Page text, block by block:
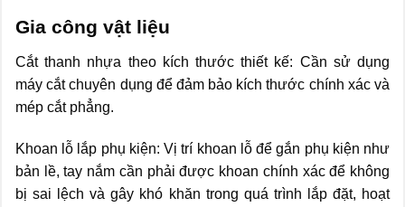
Gia công vật liệu
Cắt thanh nhựa theo kích thước thiết kế: Cần sử dụng
máy cắt chuyên dụng để đảm bảo kích thước chính xác và
mép cắt phẳng.
Khoan lỗ lắp phụ kiện: Vị trí khoan lỗ để gắn phụ kiện như
bản lề, tay nắm cần phải được khoan chính xác để không
bị sai lệch và gây khó khăn trong quá trình lắp đặt, hoạt